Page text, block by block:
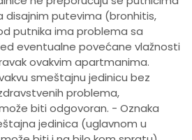
disajnim putevima (bronhitis,
putnika ima problema sa
eventualne povećane vlažnosti
ovakvim apartmanima.
smeštajnu jedinicu bez
problema,
biti odgovoran. - Oznaka
jedinica (uglavnom u